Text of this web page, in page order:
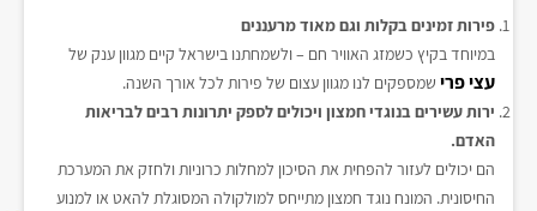
פירות זמינים בקלות וגם מאוד מרעננים
במיוחד בקיץ כשמזג האוויר חם – ולשמחתנו בישראל קיים מגוון ענק של
עצי פרי שמספקים לנו מגוון עצום של פירות לכל אורך השנה.
ירות עשירים בנוגדי חמצון ויכולים לספק יתרונות רבים לבריאות
האדם.
הם יכולים לעזור להפחית את הסיכון למחלות כרוניות ולחזק את המערכת
החיסונית. המונח נוגד חמצון מתייחס למולקולה המסוגלת להאט או למנוע